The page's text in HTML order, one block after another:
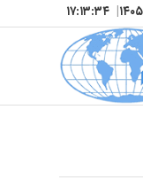
۱۶| ۱۷:۱۳:۳۶